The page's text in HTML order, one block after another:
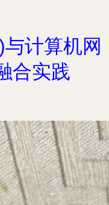
计算机网
合实践